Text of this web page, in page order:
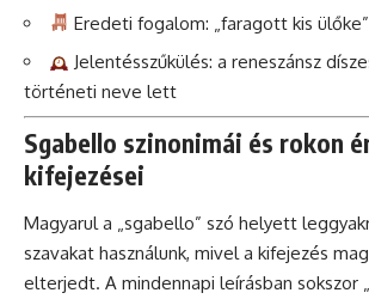
Eredeti fogalom: „faragott kis ülőke”
Jelentésszűkülés: a reneszánsz
történeti neve lett
Sgabello szinonimái és rokon
kifejezései
Magyarul a „sgabello” szó helyett
szavakat használunk, mivel a kifejezés
elterjedt. A mindennapi leírásban sokszor